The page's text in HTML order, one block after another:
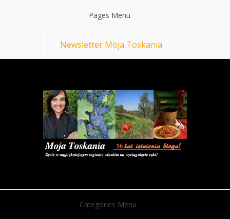
Pages Menu
Newsletter Moja Toskania
Categories Menu